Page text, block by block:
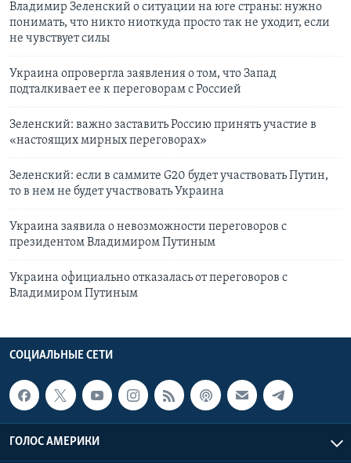
Владимир Зеленский о ситуации на юге страны: нужно
понимать, что никто ниоткуда просто так не уходит, если
не чувствует силы
Украина опровергла заявления о том, что Запад
подталкивает ее к переговорам с Россией
Зеленский: важно заставить Россию принять участие в
«настоящих мирных переговорах»
Зеленский: если в саммите G20 будет участвовать Путин,
то в нем не будет участвовать Украина
Украина заявила о невозможности переговоров с
президентом Владимиром Путиным
Украина официально отказалась от переговоров с
Владимиром Путиным
СОЦИАЛЬНЫЕ СЕТИ
ГОЛОС АМЕРИКИ